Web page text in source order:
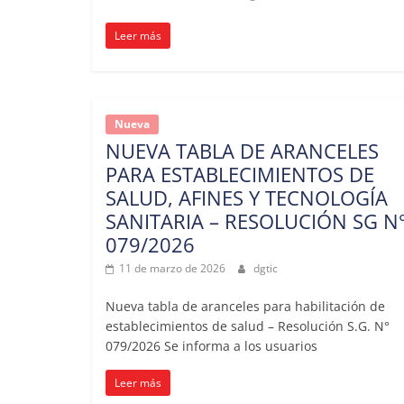
y
Tecnología
de
la
Salud
Leer más
Nueva
NUEVA TABLA DE ARANCELES
PARA ESTABLECIMIENTOS DE
SALUD, AFINES Y TECNOLOGÍA
SANITARIA – RESOLUCIÓN SG
079/2026
11 de marzo de 2026 dgtic
Nueva tabla de aranceles para habilitación de
establecimientos de salud – Resolución S.G. N°
079/2026 Se informa a los usuarios
Leer más